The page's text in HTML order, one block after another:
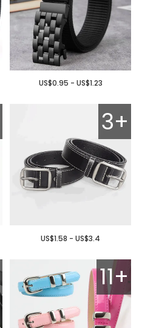
US$0.95 - US$1.23
3+
US$1.58 - US$3.4
11+